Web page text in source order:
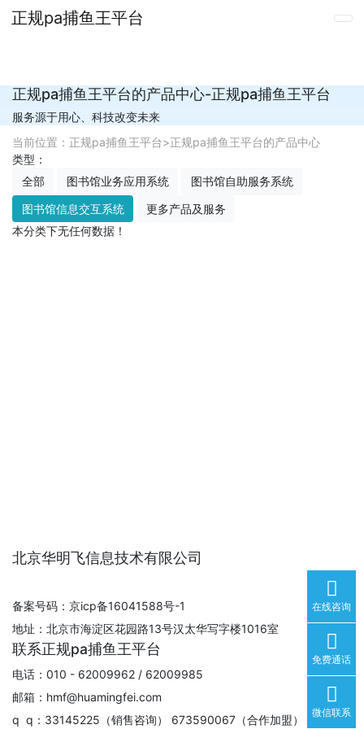
正规pa捕鱼王平台
正规pa捕鱼王平台的产品中心-正规pa捕鱼王平台
服务源于用心、科技改变未来
当前位置： 正规pa捕鱼王平台>正规pa捕鱼王平台的产品中心
类型：
全部
图书馆业务应用系统
图书馆自助服务系统
图书馆信息交互系统
更多产品及服务
本分类下无任何数据！
北京华明飞信息技术有限公司
备案号码：京icp备16041588号-1
地址：北京市海淀区花园路13号汉太华写字楼1016室
联系正规pa捕鱼王平台
电话：010 - 62009962 / 62009985
邮箱： hmf@huamingfei.com
q q：33145225（销售咨询） 673590067（合作加盟）
在线咨询
免费通话
微信联系